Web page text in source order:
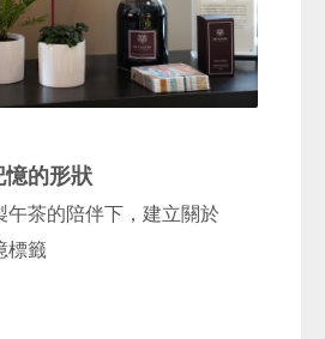
憶的形狀
午茶的陪伴下，建立關於
標籤